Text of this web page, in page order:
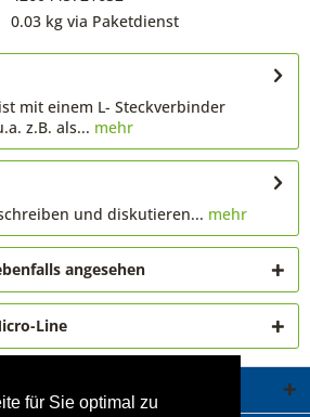
für Sie optimal zu
0.03 kg via Paketdienst
mit einem L- Steckverbinder
z.B. als... mehr
und diskutieren... mehr
angesehen
Line